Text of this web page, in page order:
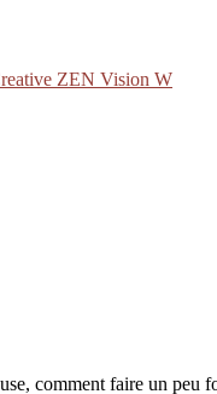
ZEN Vision W
comment faire un